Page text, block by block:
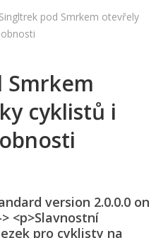
Singltrek pod Smrkem otevřely
cyklistů i
version 2.0.0.0 on
<p>Slavnostní
pro cyklisty na